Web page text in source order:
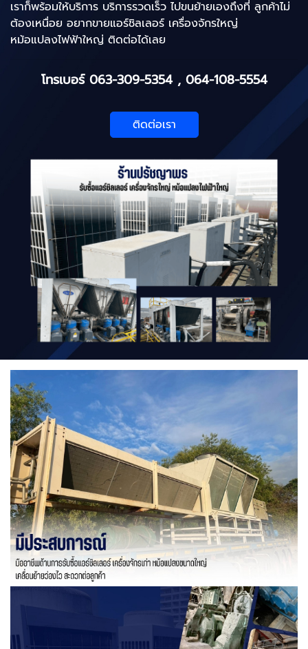
เราก็พร้อมให้บริการ บริการรวดเร็ว ไปขนย้ายเองถึงที่ ลูกค้าไม่
ต้องเหนื่อย อยากขายแอร์ชิลเลอร์ เครื่องจักรใหญ่
หม้อแปลงไฟฟ้าใหญ่ ติดต่อได้เลย
โทรเบอร์ 063-309-5354, 064-108-5554
ติดต่อเรา